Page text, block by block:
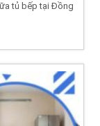
tủ bếp tại Đồng